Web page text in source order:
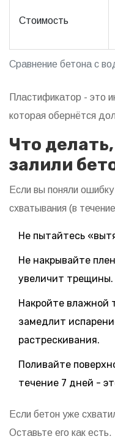
Сравнение бетона с
Стоимость
Пластификатор - это
которая обернётся
Что
залили
Если вы поняли
схватывания (в
Не пытайтесь
Не накрывайте
увеличит трещины.
Накройте влажной
замедлит
растрескивания.
Поливайте
течение 7 дней -
Если бетон уже
Оставьте его как